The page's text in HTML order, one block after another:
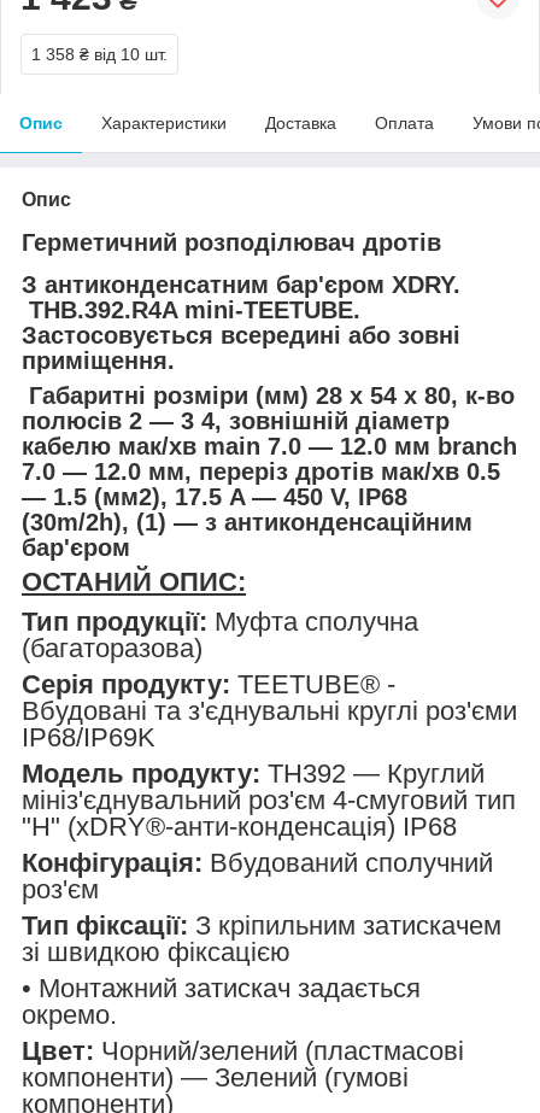
1 358 ₴ від 10 шт.
Опис Характеристики Доставка Оплата Умови
Опис
Герметичний розподілювач дротів
З антиконденсатним бар'єром XDRY.
THB.392.R4A mini-TEETUBE.
Застосовується всередині або зовні
приміщення.
Габаритні розміри (мм) 28 x 54 x 80, к-во
полюсів 2 — 3 4, зовнішній діаметр
кабелю мак/хв main 7.0 — 12.0 мм branch
7.0 — 12.0 мм, переріз дротів мак/хв 0.5
— 1.5 (мм2), 17.5 A — 450 V, IP68
(30m/2h), (1) — з антиконденсаційним
бар'єром
ОСТАНИЙ ОПИС:
Тип продукції: Муфта сполучна
(багаторазова)
Серія продукту: TEETUBE® -
Вбудовані та з'єднувальні круглі роз'єми
IP68/IP69K
Модель продукту: TH392 — Круглий
мініз'єднувальний роз'єм 4-смуговий тип
"H" (xDRY®-анти-конденсація) IP68
Конфігурація: Вбудований сполучний
роз'єм
Тип фіксації: З кріпильним затискачем
зі швидкою фіксацією
• Монтажний затискач задається
окремо.
Цвет: Чорний/зелений (пластмасові
компоненти) — Зелений (гумові
компоненти)